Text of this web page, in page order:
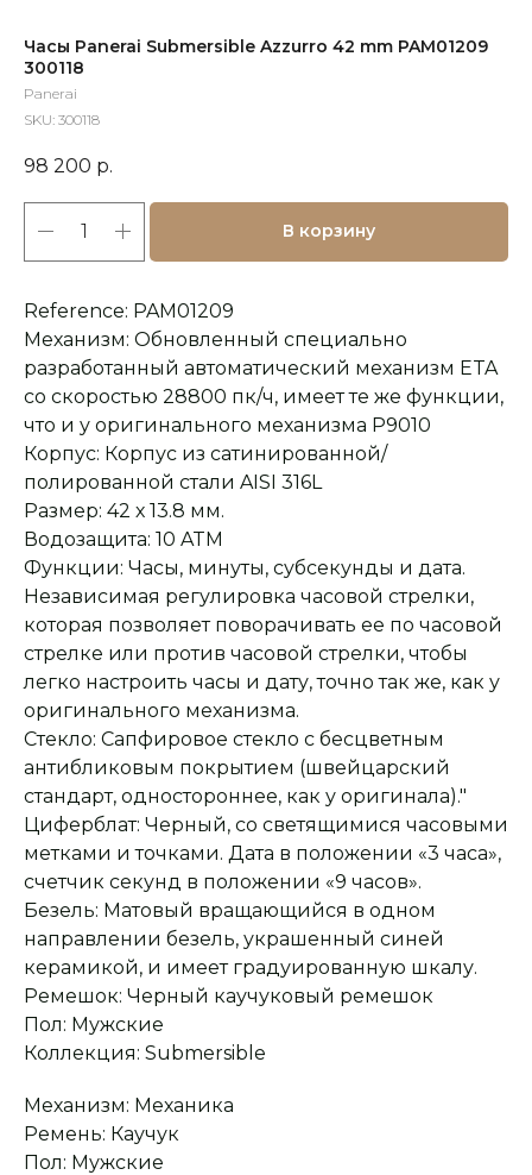
Часы Panerai Submersible Azzurro 42 mm PAM01209
300118
Panerai
SKU: 300118
98 200 р.
В корзину
Reference: PAM01209
Механизм: Обновленный специально
разработанный автоматический механизм ETA
со скоростью 28800 пк/ч, имеет те же функции,
что и у оригинального механизма P9010
Корпус: Корпус из сатинированной/
полированной стали AISI 316L
Размер: 42 х 13.8 мм.
Водозащита: 10 ATM
Функции: Часы, минуты, субсекунды и дата.
Независимая регулировка часовой стрелки,
которая позволяет поворачивать ее по часовой
стрелке или против часовой стрелки, чтобы
легко настроить часы и дату, точно так же, как у
оригинального механизма.
Стекло: Сапфировое стекло с бесцветным
антибликовым покрытием (швейцарский
стандарт, одностороннее, как у оригинала)."
Циферблат: Черный, со светящимися часовыми
метками и точками. Дата в положении «3 часа»,
счетчик секунд в положении «9 часов».
Безель: Матовый вращающийся в одном
направлении безель, украшенный синей
керамикой, и имеет градуированную шкалу.
Ремешок: Черный каучуковый ремешок
Пол: Мужские
Коллекция: Submersible
Механизм: Механика
Ремень: Каучук
Пол: Мужские
Оплата при получении
Заказ опласивается
после примерки и
осмотра товара
Подробная
Ответим на все вопросы
и поможем с выбором
Сервисное
гарантийные
обязательства
Превосходное исполнение
от ведущих и именитых